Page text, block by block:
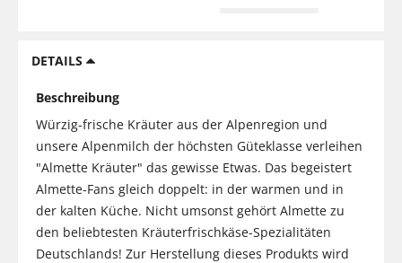
DETAILS
Beschreibung
Würzig-frische Kräuter aus der Alpenregion und
unsere Alpenmilch der höchsten Güteklasse verleihen
"Almette Kräuter" das gewisse Etwas. Das begeistert
Almette-Fans gleich doppelt: in der warmen und in
der kalten Küche. Nicht umsonst gehört Almette zu
den beliebtesten Kräuterfrischkäse-Spezialitäten
Deutschlands! Zur Herstellung dieses Produkts wird